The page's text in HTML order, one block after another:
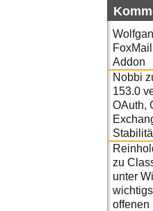
Addon
Nobbi
153.0
OAuth,
zu
unter
offenen